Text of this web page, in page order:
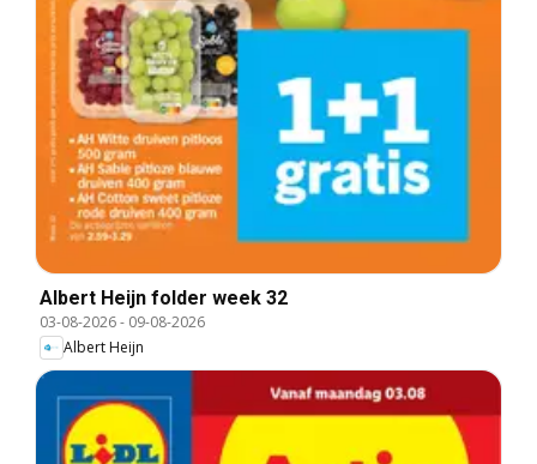
Albert Heijn folder week 32
03-08-2026- 09-08-2026
Albert Heijn